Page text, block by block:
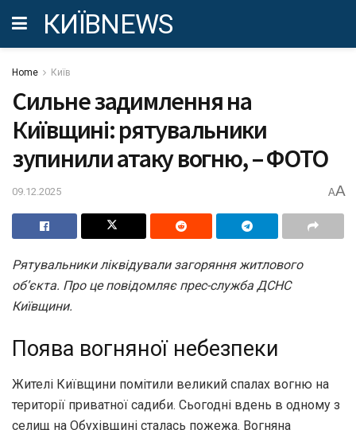
КИЇВNEWS
Home Київ
Сильне задимлення на
Київщині: рятувальники
зупинили атаку вогню, – ФОТО
09.12.2025 AA
Рятувальники ліквідували загоряння житлового
об’єкта. Про це повідомляє прес-служба ДСНС
Київщини.
Поява вогняної небезпеки
Жителі Київщини помітили великий спалах вогню на
території приватної садиби. Сьогодні вдень в одному з
селищ на Обухівщині сталась пожежа. Вогняна